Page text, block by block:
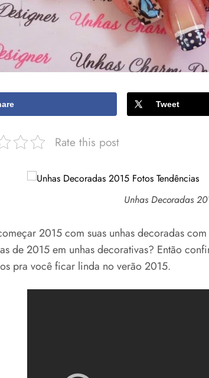
Tweet
Rate this post
Unhas Decoradas
2015 com suas unhas decoradas
de 2015 em unhas decorativas? Então
pra você ficar linda no verão 2015.